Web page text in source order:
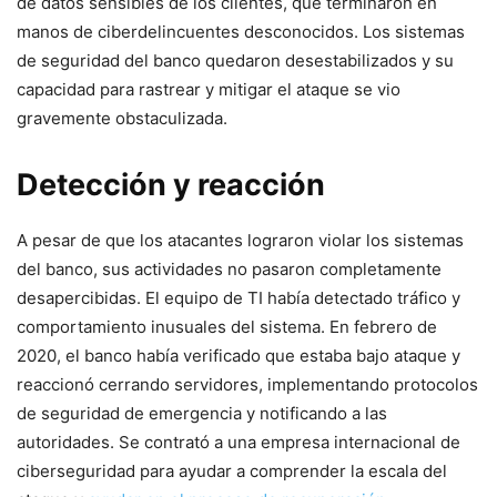
manos de ciberdelincuentes desconocidos. Los sistemas
de seguridad del banco quedaron desestabilizados y su
capacidad para rastrear y mitigar el ataque se vio⁣
gravemente obstaculizada.
Detección y ‍reacción
A pesar de que los atacantes lograron violar los sistemas
del banco, sus actividades no pasaron completamente
desapercibidas. El equipo‌ de TI había detectado tráfico y
comportamiento inusuales del sistema. ⁣En febrero ⁤de
2020, el banco había‌ verificado que estaba bajo ‍ataque y
reaccionó cerrando ⁢servidores, implementando protocolos
de seguridad⁤ de emergencia y notificando a las
autoridades. Se contrató a una ⁢empresa internacional de
ciberseguridad para ayudar a comprender ​la escala del